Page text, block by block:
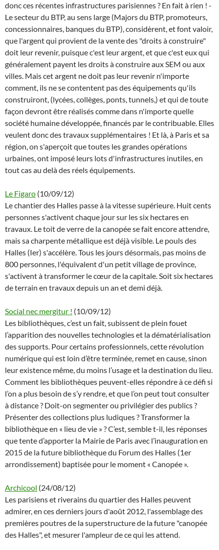
donc ces récentes infrastructures parisiennes ? En fait à rien ! -
Le secteur du BTP, au sens large (Majors du BTP, promoteurs,
concessionnaires, banques du BTP), considèrent, et font valoir,
que l'argent qui provient de la vente des "droits à construire"
doit leur revenir, puisque c'est leur argent, et que c'est eux qui
généralement payent les droits à construire aux SEM ou aux
villes. Mais cet argent ne doit pas leur revenir n'importe
comment, ils ne se contentent pas des équipements qu'ils
construiront, (lycées, collèges, ponts, tunnels,) et qui de toute
façon devront être réalisés comme dans n'importe quelle
société humaine développée, financés par le contribuable. Elles
veulent donc des travaux supplémentaires ! Et là, à Paris et sa
région, on s'aperçoit que toutes les grandes opérations
urbaines, ont imposé leurs lots d'infrastructures inutiles, en
tout cas au delà des réels équipements.
Le Figaro (10/09/12)
Le chantier des Halles passe à la vitesse supérieure. Huit cents
personnes s'activent chaque jour sur les six hectares en
travaux. Le toit de verre de la canopée se fait encore attendre,
mais sa charpente métallique est déjà visible. Le pouls des
Halles (Ier) s'accélère. Tous les jours désormais, pas moins de
800 personnes, l'équivalent d'un petit village de province,
s'activent à transformer le cœur de la capitale. Soit six hectares
de terrain en travaux depuis un an et demi déjà.
Social nec mergitur ! (10/09/12)
Les bibliothèques, c’est un fait, subissent de plein fouet
l’apparition des nouvelles technologies et la dématérialisation
des supports. Pour certains professionnels, cette révolution
numérique qui est loin d’être terminée, remet en cause, sinon
leur existence même, du moins l’usage et la destination du lieu.
Comment les bibliothèques peuvent-elles répondre à ce défi si
l’on a plus besoin de s’y rendre, et que l’on peut tout consulter
à distance ? Doit-on segmenter ou privilégier des publics ?
Présenter des collections plus ludiques ? Transformer la
bibliothèque en « lieu de vie » ? C’est, semble t-il, les réponses
que tente d’apporter la Mairie de Paris avec l’inauguration en
2015 de la future bibliothèque du Forum des Halles (1er
arrondissement) baptisée pour le moment « Canopée ».
Archicool (24/08/12)
Les parisiens et riverains du quartier des Halles peuvent
admirer, en ces derniers jours d'août 2012, l'assemblage des
premières poutres de la superstructure de la future "canopée
des Halles", et mesurer l'ampleur de ce qui les attend.